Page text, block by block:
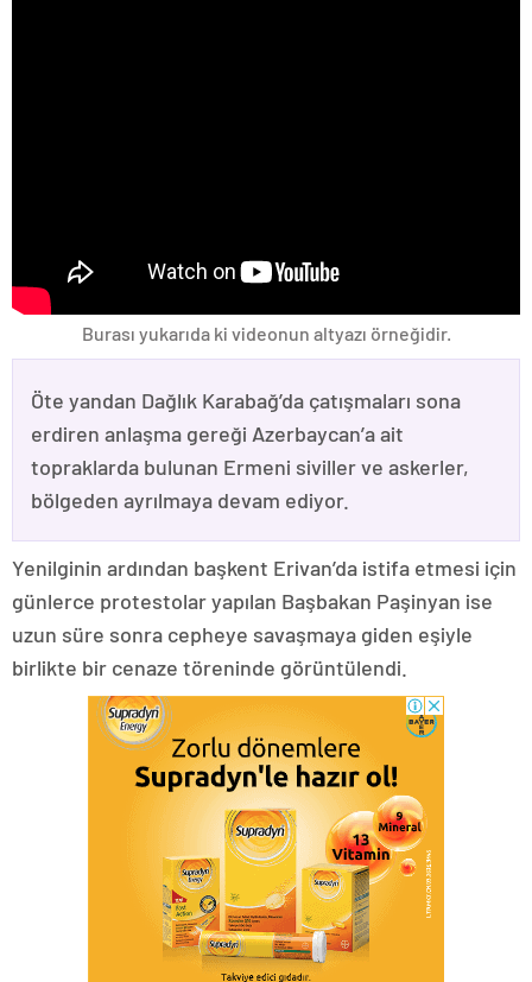
Burası yukarıda ki videonun altyazı örneğidir.
Öte yandan Dağlık Karabağ’da çatışmaları sona
erdiren anlaşma gereği Azerbaycan’a ait
topraklarda bulunan Ermeni siviller ve askerler,
bölgeden ayrılmaya devam ediyor.
Yenilginin ardından başkent Erivan’da istifa etmesi için
günlerce protestolar yapılan Başbakan Paşinyan ise
uzun süre sonra cepheye savaşmaya giden eşiyle
birlikte bir cenaze töreninde görüntülendi.